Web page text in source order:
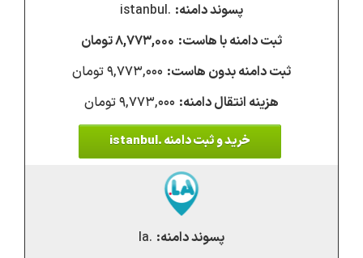
.istanbul
۸,۷۷۳,۰۰۰ تومان
۹,۷۷۳,۰۰۰ تومان
۹,۷۷۳,۰۰۰ تومان
خرید و ثبت دامنه .istanbul
.la